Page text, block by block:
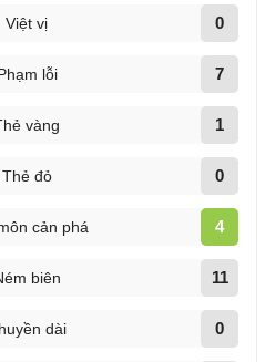
Việt vị 0
lỗi 7
vàng 1
Thẻ đỏ 0
cản phá 4
biên 11
dài 0